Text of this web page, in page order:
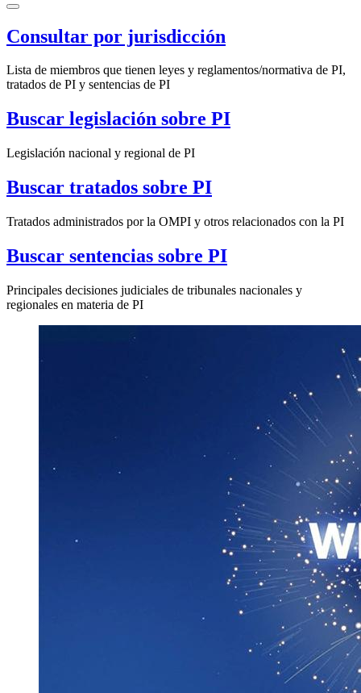
Consultar por jurisdicción
Lista de miembros que tienen leyes y reglamentos/normativa de PI,
tratados de PI y sentencias de PI
Buscar legislación sobre PI
Legislación nacional y regional de PI
Buscar tratados sobre PI
Tratados administrados por la OMPI y otros relacionados con la PI
Buscar sentencias sobre PI
Principales decisiones judiciales de tribunales nacionales y
regionales en materia de PI